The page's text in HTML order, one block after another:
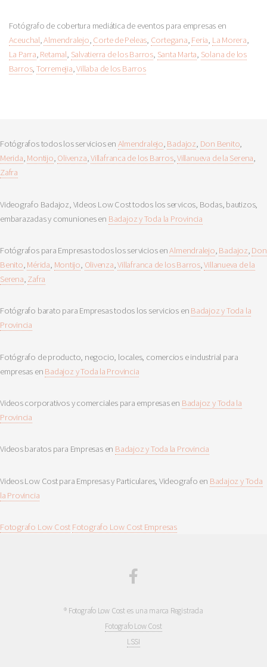
Fotógrafo de cobertura mediática de eventos para empresas en
Aceuchal,Almendralejo, Corte de Peleas, Cortegana, Feria, La Morera,
La Parra, Retamal, Salvatierra de los Barros, Santa Marta, Solana de los
Barros, Torremejia,Villaba de los Barros
Fotógrafos todos los servicios en Almendralejo, Badajoz, Don Benito,
Merida, Montijo, Olivenza,Villafranca de los Barros,Villanueva de la Serena,
Zafra
Videografo Badajoz, Videos Low Cost todos los servicos, Bodas, bautizos,
embarazadas y comuniones en Badajoz y Toda la Provincia
Fotógrafos para Empresas todos los servicios enAlmendralejo, Badajoz, Don
Benito, Mérida, Montijo, Olivenza,Villafranca de los Barros,Villanueva de la
Serena, Zafra
Fotógrafo barato para Empresas todos los servicios en Badajoz y Toda la
Provincia
Fotógrafo de producto, negocio, locales, comercios e industrial para
empresas en Badajoz y Toda la Provincia
Videos corporativos y comerciales para empresas en Badajoz y Toda la
Provincia
Videos baratos para Empresas en Badajoz y Toda la Provincia
Videos Low Cost para Empresas y Particulares, Videografo en Badajoz y Toda
la Provincia
Fotografo Low Cost Fotografo Low Cost Empresas
® Fotografo Low Cost es una marca Registrada
Fotografo Low Cost
LSSI